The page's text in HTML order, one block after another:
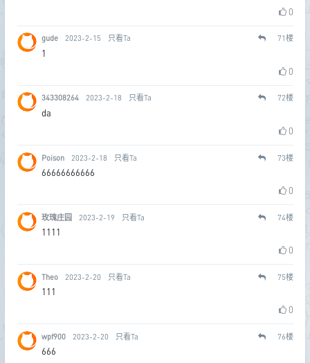
0
gude 2023-2-15 只看Ta 71楼
1
0
343308264 2023-2-18 只看Ta 72楼
da
0
Poison 2023-2-18 只看Ta 73楼
66666666666
0
玫瑰庄园 2023-2-19 只看Ta 74楼
1111
0
Theo 2023-2-20 只看Ta 75楼
111
0
wpf900 2023-2-20 只看Ta 76楼
666